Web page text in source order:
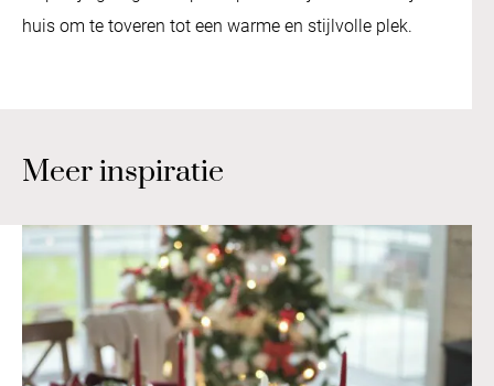
huis om te toveren tot een warme en stijlvolle plek.
Meer inspiratie